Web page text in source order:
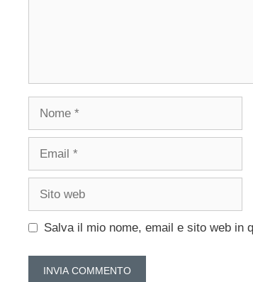
Nome
Email
Sito
Salva il mio nome, email e sito web in